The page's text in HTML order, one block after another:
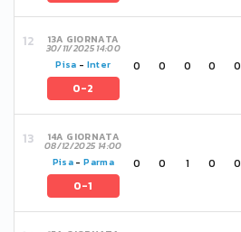
13A GIORNATA
30/11/2025 14:00
Pisa - Inter
0-2
0 0 0 0 0
14A GIORNATA
08/12/2025 14:00
Pisa -Parma
0-1
0 0 1 0 0